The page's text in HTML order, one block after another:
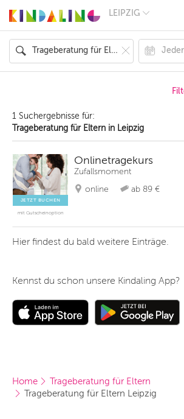
LEIPZIG
BERLIN
MÜNCHEN
HAMBURG
KÖLN
HANNOVER
LEIPZIG
DRESDEN
NÜRNBERG
WIEN
ANDERE
1 Suchergebnisse für:
Trageberatung für Eltern in Leipzig
JETZT BUCHEN
mit Gutscheinoption
Onlinetragekurs
Zufallsmoment
online
ab 89 €
Hier findest du bald weitere Einträge.
Kennst du schon unsere Kindaling App?
Home
Trageberatung für Eltern
Trageberatung für Eltern Leipzig